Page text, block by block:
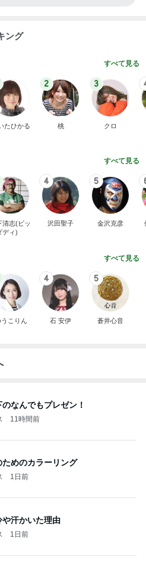
ング
すべて見る
たひかる
2
桃
3
クロ
すべて見る
清志(ビッ
ディ)
4
沢田聖子
5
金沢克彦
すべて見る
うこりん
4
石 安伊
5
蒼井心音
なんでもプレゼン！
11時間前
めのカラーリング
1日前
汗かいた理由
1日前